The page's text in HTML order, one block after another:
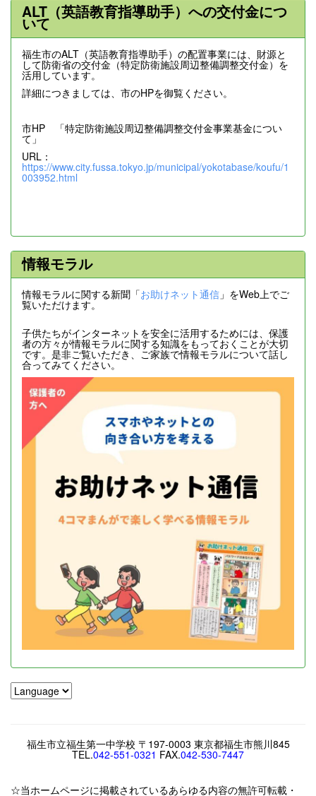
ALT（英語教育指導助手）への交付金につ
いて
福生市のALT（英語教育指導助手）の配置事業には、財源と
して防衛省の交付金（特定防衛施設周辺整備調整交付金）を
活用しています。
詳細につきましては、市のHPを御覧ください。
市HP 「特定防衛施設周辺整備調整交付金事業基金につい
て」
URL：
https://www.city.fussa.tokyo.jp/municipal/yokotabase/koufu/1
003952.html
情報モラル
情報モラルに関する新聞「お助けネット通信 」をWeb上でご
覧いただけます。
子供たちがインターネットを安全に活用するためには、保護
者の方々が情報モラルに関する知識をもっておくことが大切
です。是非ご覧いただき、ご家族で情報モラルについて話し
合ってみてください。
福生市立福生第一中学校 〒197-0003 東京都福生市熊川845
TEL.042-551-0321 FAX.042-530-7447
☆当ホームページに掲載されているあらゆる内容の無許可転載・